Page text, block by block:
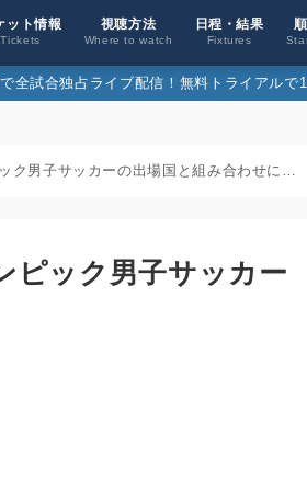
ット情報
Tickets
視聴方法
Where to watch
日程・結果
Fixtures
全試合独占ライブ配信！無料トライアル
【五輪日本代表の対戦相手は？】東京オリンピック男子サッカーの出場国と組み合わせについて調べてみた
ピック男子サッカー